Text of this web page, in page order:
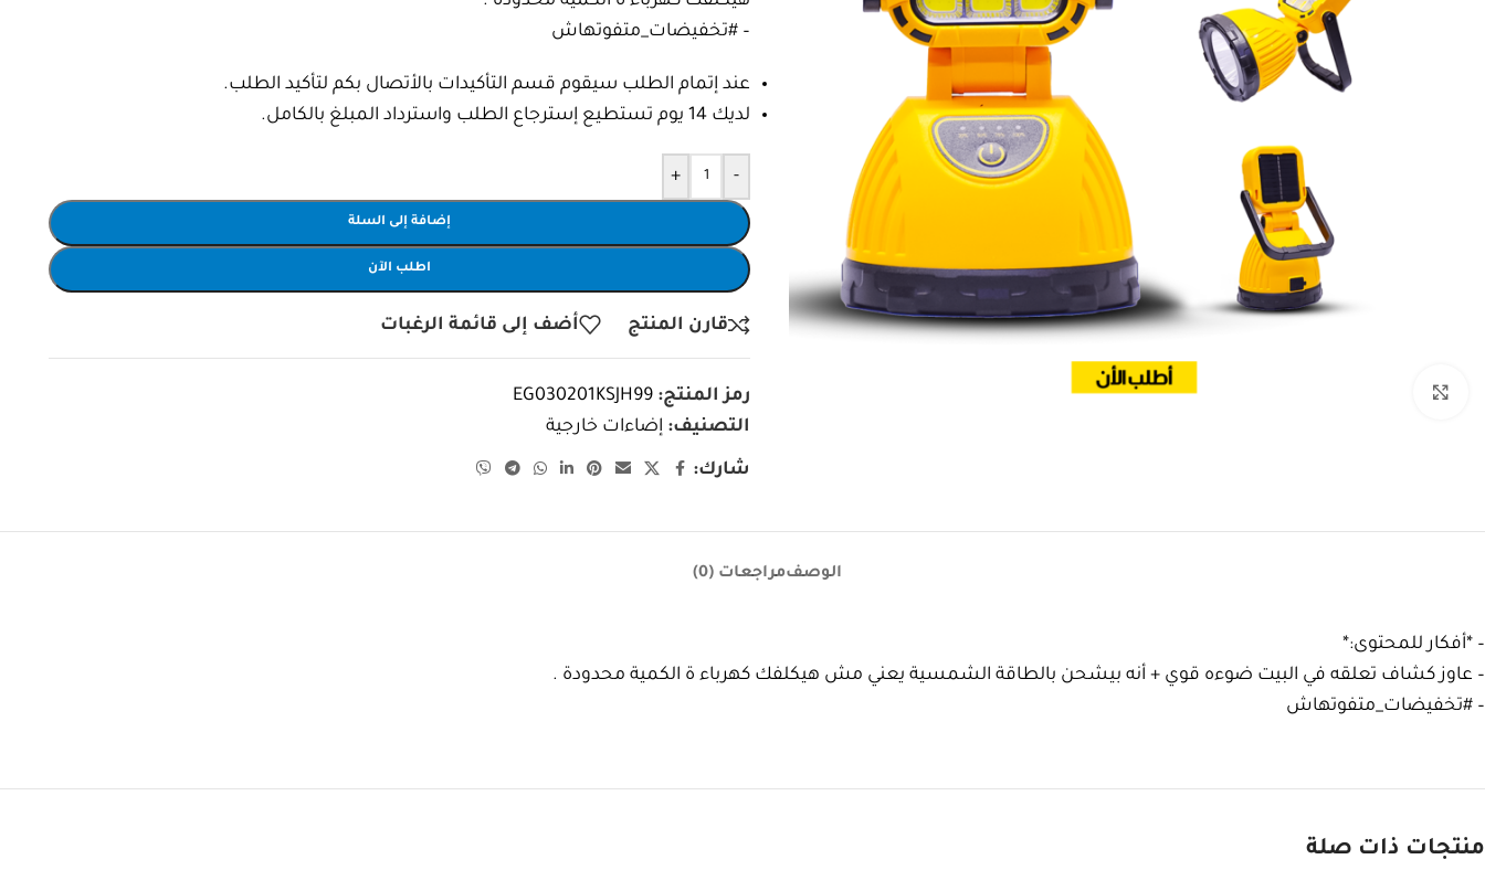
– #تخفيضات_متفوتهاش
عند إتمام الطلب سيقوم قسم التأكيدات بالأتصال بكم لتأكيد الطلب.
لديك 14 يوم تستطيع إسترجاع الطلب واسترداد المبلغ بالكامل.
-
+
إضافة إلى السلة
اطلب الآن
قارن المنتج أضف إلى قائمة الرغبات
رمز المنتج: EG030201KSJH99
التصنيف: إضاءات خارجية
شارك:
الوصفمراجعات (0)
– *أفكار للمحتوى:*
– عاوز كشاف تعلقه في البيت ضوءه قوي + أنه بيشحن بالطاقة الشمسية يعني مش هيكلفك كهرباء ة الكمية محدودة .
– #تخفيضات_متفوتهاش
منتجات ذات صلة